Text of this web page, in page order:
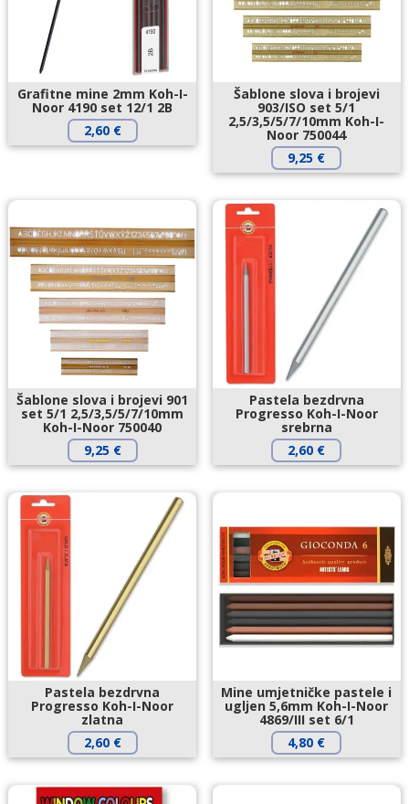
Grafitne mine 2mm Koh-I-
Noor 4190 set 12/1 2B
2,60 €
Šablone slova i brojevi
903/ISO set 5/1
2,5/3,5/5/7/10mm Koh-I-
Noor 750044
9,25 €
Šablone slova i brojevi 901
set 5/1 2,5/3,5/5/7/10mm
Koh-I-Noor 750040
9,25 €
Pastela bezdrvna
Progresso Koh-I-Noor
srebrna
2,60 €
Pastela bezdrvna
Progresso Koh-I-Noor
zlatna
2,60 €
Mine umjetničke pastele i
ugljen 5,6mm Koh-I-Noor
4869/III set 6/1
4,80 €